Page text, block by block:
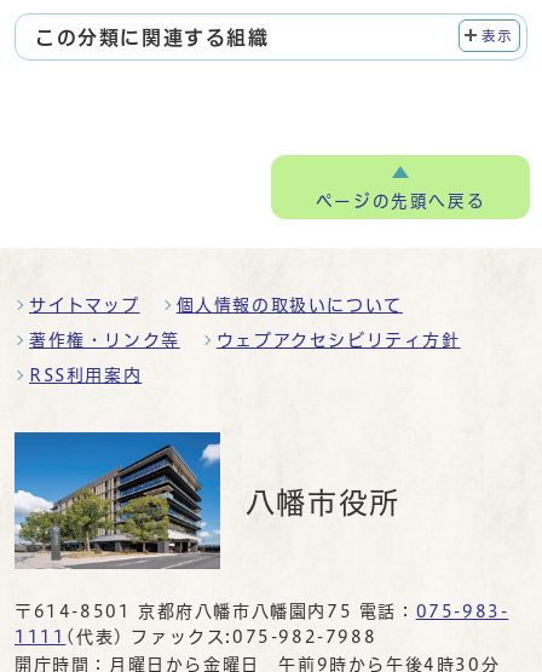
この分類に関連する組織 表示
ページの先頭へ戻る
サイトマップ 個人情報の取扱いについて
著作権・リンク等 ウェブアクセシビリティ方針
RSS利用案内
八幡市役所
〒614-8501 京都府八幡市八幡園内75 電話： 075-983-
1111 (代表) ファックス:075-982-7988
開庁時間：月曜日から金曜日 午前9時から午後4時30分